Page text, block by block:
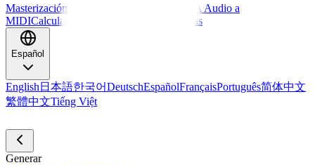
Masterización con IA
IA Audio a
MIDICalculadora de BPM Más herramientas
Español
English 日本語한국어DeutschEspañolFrançaisPortuguês简体中文
繁體中文Tiếng Việt
Generar